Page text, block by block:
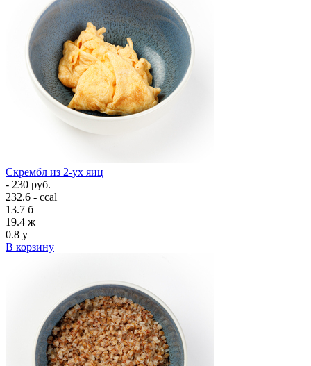
Скрембл из 2-ух яиц
- 230 руб.
232.6 - ccal
13.7 б
19.4 ж
0.8 у
В корзину